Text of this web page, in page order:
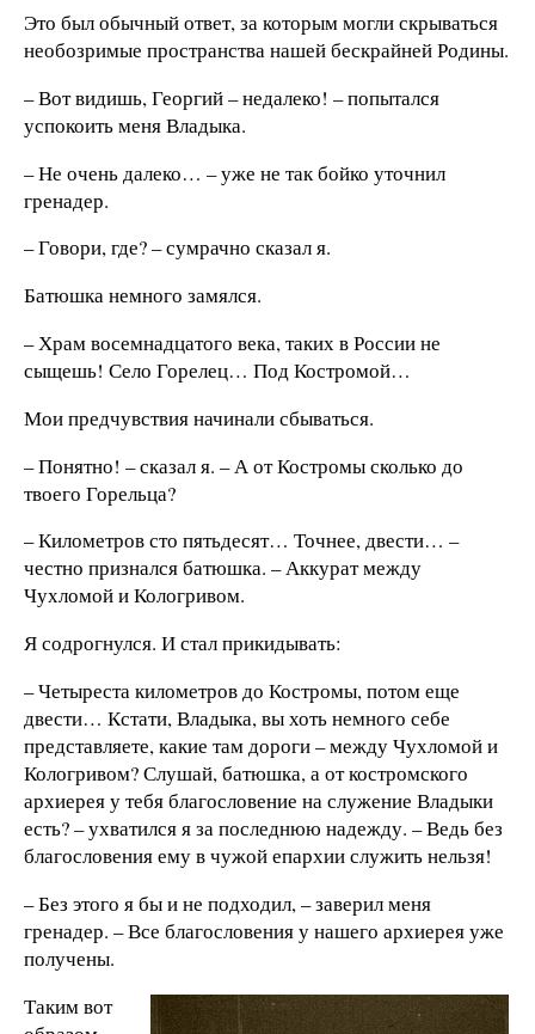
Это был обычный ответ, за которым могли скрываться
необозримые пространства нашей бескрайней Родины.
– Вот видишь, Георгий – недалеко! – попытался
успокоить меня Владыка.
– Не очень далеко… – уже не так бойко уточнил
гренадер.
– Говори, где? – сумрачно сказал я.
Батюшка немного замялся.
– Храм восемнадцатого века, таких в России не
сыщешь! Село Горелец… Под Костромой…
Мои предчувствия начинали сбываться.
– Понятно! – сказал я. – А от Костромы сколько до
твоего Горельца?
– Километров сто пятьдесят… Точнее, двести… –
честно признался батюшка. – Аккурат между
Чухломой и Кологривом.
Я содрогнулся. И стал прикидывать:
– Четыреста километров до Костромы, потом еще
двести… Кстати, Владыка, вы хоть немного себе
представляете, какие там дороги – между Чухломой и
Кологривом? Слушай, батюшка, а от костромского
архиерея у тебя благословение на служение Владыки
есть? – ухватился я за последнюю надежду. – Ведь без
благословения ему в чужой епархии служить нельзя!
– Без этого я бы и не подходил, – заверил меня
гренадер. – Все благословения у нашего архиерея уже
получены.
Таким вот